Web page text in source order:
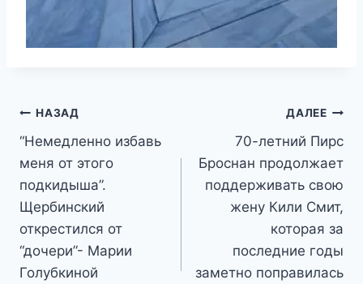
Навигация
по
записям
НАЗАД
“Немедленно избавь
меня от этого
подкидыша”.
Щербинский
открестился от
“дочери”- Марии
Голубкиной
ДАЛЕЕ
70-летний Пирс
Броснан продолжает
поддерживать свою
жену Кили Смит,
которая за
последние годы
заметно поправилась